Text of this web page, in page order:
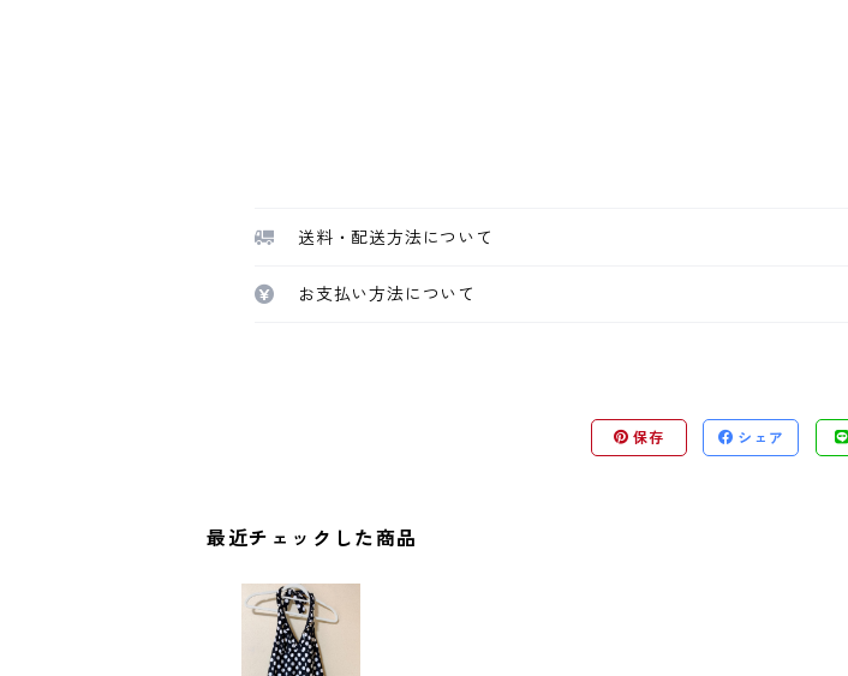
送料・配送方法について
お支払い方法について
保存 シェア
最近チェックした商品